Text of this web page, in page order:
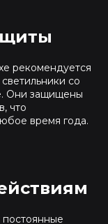
рекомендуется
со
Они защищены
что
время года.